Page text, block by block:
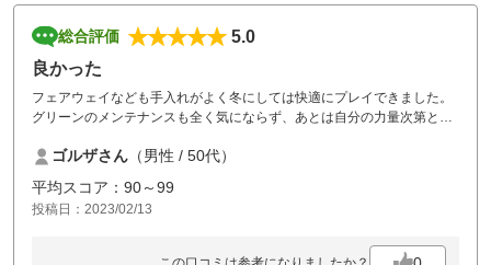
総合評価
5.0
良かった
フェアウェイなども手入れがよく冬にしては快適にプレイできました。
グリーンのメンテナンスも全く気にならず、あとは自分の力量次第とい
コンディションが難しくなるシーズンだったのでJR内野にして良かった
と思います。
ゴルザさん （男性 / 50代）
平均スコア：90～99
投稿日：2023/02/13